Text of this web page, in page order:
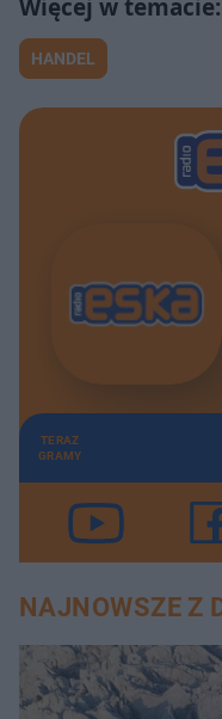
HANDEL
TERAZ
GRAMY
NAJNOWSZE Z